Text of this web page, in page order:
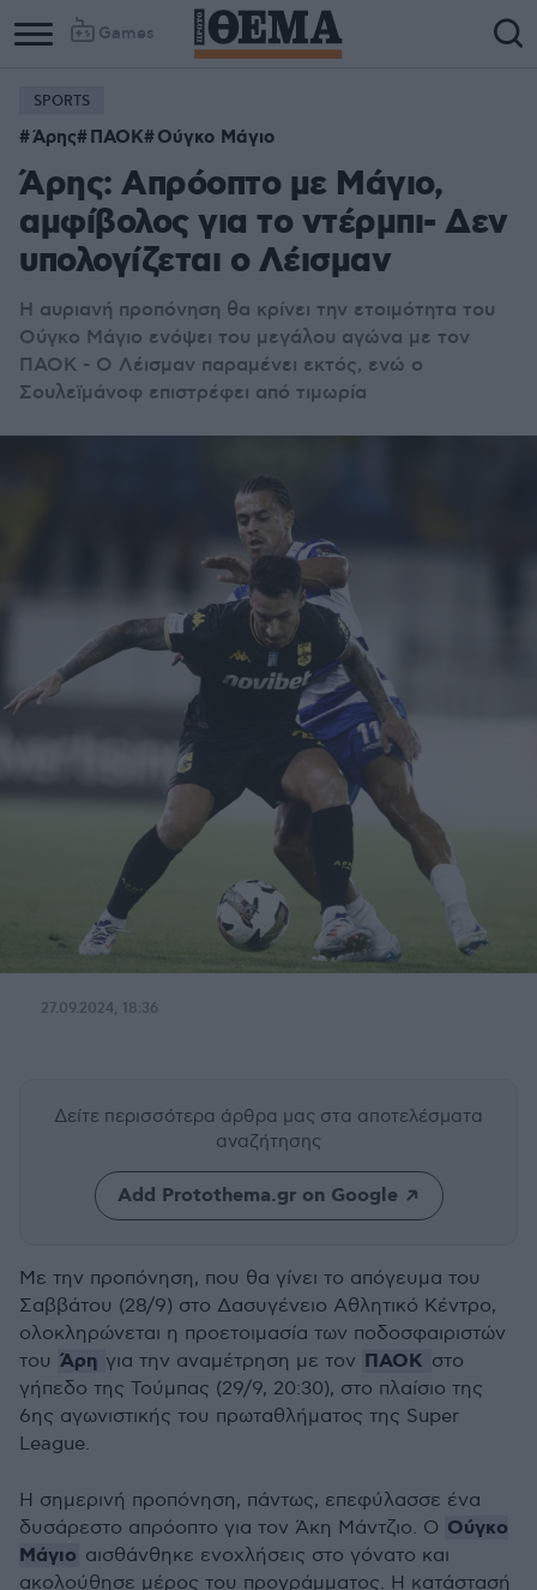
Games
SPORTS
Άρης ΠΑΟΚ Ούγκο Μάγιο
Άρης: Απρόοπτο με Μάγιο,
αμφίβολος για το ντέρμπι- Δεν
υπολογίζεται ο Λέισμαν
Η αυριανή προπόνηση θα κρίνει την ετοιμότητα του
Ούγκο Μάγιο ενόψει του μεγάλου αγώνα με τον
ΠΑΟΚ - Ο Λέισμαν παραμένει εκτός, ενώ ο
Σουλεϊμάνοφ επιστρέφει από τιμωρία
27.09.2024, 18:36
Δείτε περισσότερα άρθρα μας στα αποτελέσματα
αναζήτησης
Add Protothema.gr on Google
Με την προπόνηση, που θα γίνει το απόγευμα του
Σαββάτου (28/9) στο Δασυγένειο Αθλητικό Κέντρο,
ολοκληρώνεται η προετοιμασία των ποδοσφαιριστών
του Άρη για την αναμέτρηση με τον ΠΑΟΚ στο
γήπεδο της Τούμπας (29/9, 20:30), στο πλαίσιο της
6ης αγωνιστικής του πρωταθλήματος της Super
League.
Η σημερινή προπόνηση, πάντως, επεφύλασσε ένα
δυσάρεστο απρόοπτο για τον Άκη Μάντζιο. Ο Ούγκο
Μάγιο αισθάνθηκε ενοχλήσεις στο γόνατο και
ακολούθησε μέρος του προγράμματος. Η κατάστασή